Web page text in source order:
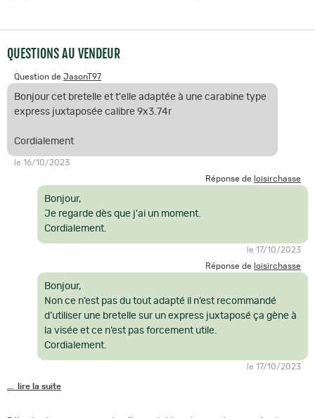
QUESTIONS AU VENDEUR
Question de JasonT97
Bonjour cet bretelle et t'elle adaptée à une carabine type
express juxtaposée calibre 9x3.74r
Cordialement
le 16/10/2023
Réponse de loisirchasse
Bonjour,
Je regarde dès que j'ai un moment.
Cordialement.
le 17/10/2023
Réponse de loisirchasse
Bonjour,
Non ce n’est pas du tout adapté il n’est recommandé
d’utiliser une bretelle sur un express juxtaposé ça gène à
la visée et ce n’est pas forcement utile.
Cordialement.
le 17/10/2023
... lire la suite